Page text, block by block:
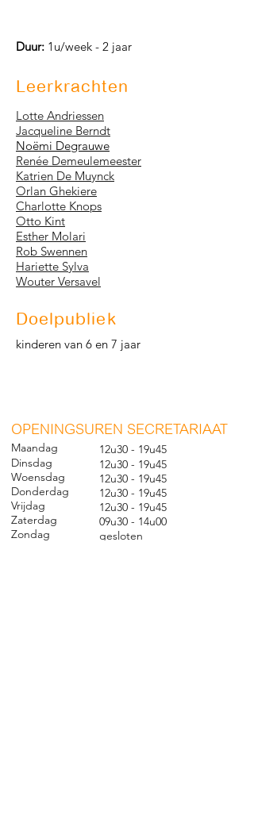
Duur: 1u/week - 2 jaar
Leerkrachten
Lotte Andriessen
Jacqueline Berndt
Noëmi Degrauwe
Renée Demeulemeester
Katrien De Muynck
Orlan Ghekiere
Charlotte Knops
Otto Kint
Esther Molari
​​Rob Swennen
Hariette Sylva
Wouter Versavel
Doelpubliek
kinderen van 6 en 7 jaar
OPENINGSUREN SECRETARIAAT
Maandag
Dinsdag
Woensdag
Donderdag
Vrijdag
Zaterdag
Zondag
12u30 - 19u45
12u30 - 19u45
12u30 - 19u45
12u30 - 19u45
12u30 - 19u45
09u30 - 14u00
gesloten